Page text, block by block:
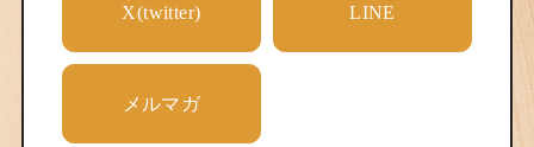
X(twitter) LINE
メルマガ